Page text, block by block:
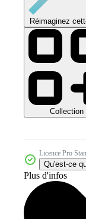
Réimaginez
Collection
Licence Pro
Qu'est-ce
Plus d'infos